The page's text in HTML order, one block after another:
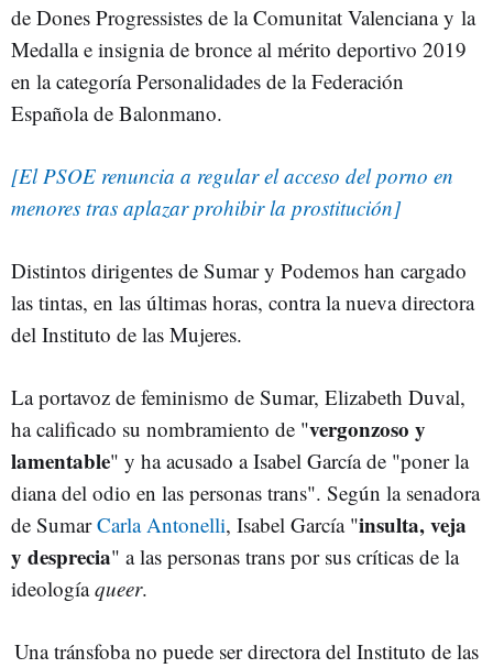
de Dones Progressistes de la Comunitat Valenciana y la
Medalla e insignia de bronce al mérito deportivo 2019
en la categoría Personalidades de la Federación
Española de Balonmano.
[El PSOE renuncia a regular el acceso del porno en
menores tras aplazar prohibir la prostitución]
Distintos dirigentes de Sumar y Podemos han cargado
las tintas, en las últimas horas, contra la nueva directora
del Instituto de las Mujeres.
La portavoz de feminismo de Sumar, Elizabeth Duval,
ha calificado su nombramiento de "vergonzoso y
lamentable" y ha acusado a Isabel García de "poner la
diana del odio en las personas trans". Según la senadora
de SumarCarla Antonelli, Isabel García "insulta, veja
y desprecia" a las personas trans por sus críticas de la
ideologíaqueer.
Una tránsfoba no puede ser directora del Instituto de las